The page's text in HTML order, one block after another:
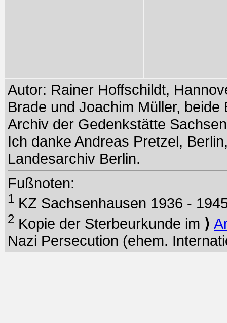
Autor: Rainer Hoffschildt,
Brade und Joachim Müller,
Archiv der Gedenkstätte
Ich danke Andreas Pretzel,
Landesarchiv Berlin.
Fußnoten:
1 KZ Sachsenhausen 1936 -
2 Kopie der Sterbeurkunde im ⟩
Nazi Persecution (ehem.